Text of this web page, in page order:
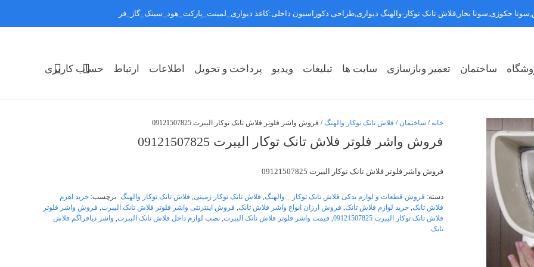
ساختمان تعمیر وبازسازی سایت ها تبلیغات ویدیو پرداخت و تحویل اطلاعات ارتباط حساب کاربری
خانه / ساختمان/ فلاش تانک توکار والهنگ/ فروش واشر فلوتر فلاش تانک توکار الیبرت 09121507825
فروش واشر فلوتر فلاش تانک توکار الیبرت 09121507825
فروش واشر فلوتر فلاش تانک توکار الیبرت 09121507825
دسته: فروش قطعات و لوازم یدکی فلاش تانک توکار _ والهنگ, فلاش تانک توکار زمینی, فلاش تانک توکار والهنگ برچسب: خرید اهرم
فلاش تانک, خرید لوازم فلاش تانک, فروش ارزان انواع واشر فلاش تانک, فروش اینترنتی واشر فلوتر فلاش تانک الیبرت, فروش واشر فلوتر
فلاش تانک توکار الیبرت 09121507825
, قیمت واشر فلوتر فلاش تانک الیبرت, نصب لوازم داخل فلاش تانک الیبرت, واشر دیافراگم فلاش
تانک
جکوزی,سونا بخار,فلاش تانک توکار-والهنگ دیواری,طراحی دکوراسیون داخلی:کاغذ دیواری_لمینت_پارکت_هود_سینک_گاز_فر